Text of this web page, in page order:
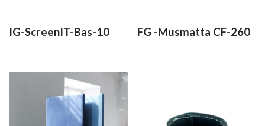
IG-ScreenIT-Bas-10 FG -Musmatta CF-260